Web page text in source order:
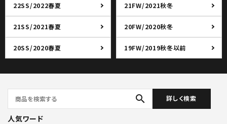
22SS/2022春夏 21FW/2021秋冬
21SS/2021春夏 20FW/2020秋冬
20SS/2020春夏 19FW/2019秋冬以前
search 詳しく検索
人気ワード